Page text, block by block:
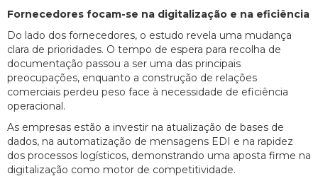
Fornecedores focam-se na digitalização e na eficiência
Do lado dos fornecedores, o estudo revela uma mudança
clara de prioridades. O tempo de espera para recolha de
documentação passou a ser uma das principais
preocupações, enquanto a construção de relações
comerciais perdeu peso face à necessidade de eficiência
operacional.
As empresas estão a investir na atualização de bases de
dados, na automatização de mensagens EDI e na rapidez
dos processos logísticos, demonstrando uma aposta firme na
digitalização como motor de competitividade.